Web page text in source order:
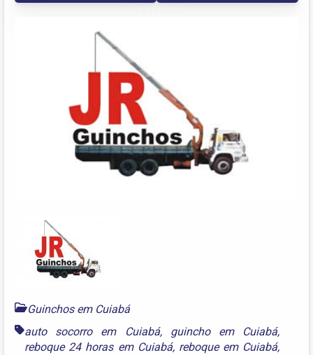
Guinchos em Cuiabá
auto socorro em Cuiabá, guincho em Cuiabá,
reboque 24 horas em Cuiabá, reboque em Cuiabá,